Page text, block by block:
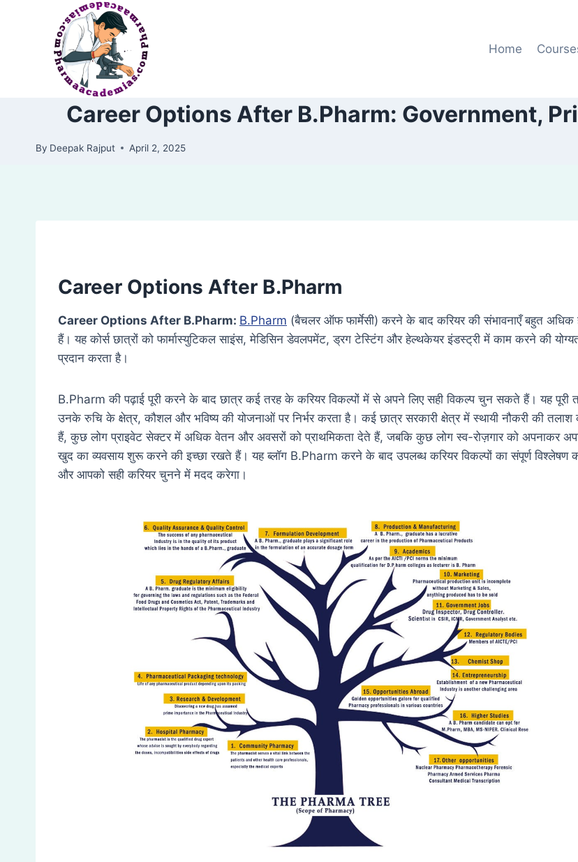
Home
Career Options After B.Pharm: Government,
By Deepak Rajput April 2, 2025
Career Options After B.Pharm
Career Options After B.Pharm: B.Pharm (बैचलर ऑफ फार्मेसी) करने के बाद करियर की संभावनाएँ बहुत अधिक
हैं। यह कोर्स छात्रों को फार्मास्युटिकल साइंस, मेडिसिन डेवलपमेंट, ड्रग टेस्टिंग और हेल्थकेयर इंडस्ट्री में काम करने की
प्रदान करता है।
B.Pharm की पढ़ाई पूरी करने के बाद छात्र कई तरह के करियर विकल्पों में से अपने लिए सही विकल्प चुन सकते हैं। यह पूरी
उनके रुचि के क्षेत्र, कौशल और भविष्य की योजनाओं पर निर्भर करता है। कई छात्र सरकारी क्षेत्र में स्थायी नौकरी की
हैं, कुछ लोग प्राइवेट सेक्टर में अधिक वेतन और अवसरों को प्राथमिकता देते हैं, जबकि कुछ लोग स्व-रोज़गार को अपनाकर
खुद का व्यवसाय शुरू करने की इच्छा रखते हैं। यह ब्लॉग B.Pharm करने के बाद उपलब्ध करियर विकल्पों का संपूर्ण विश्लेषण
और आपको सही करियर चुनने में मदद करेगा।